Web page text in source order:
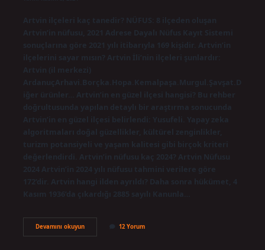
Artvin ilçeleri kaç tanedir? NÜFUS: 8 ilçeden oluşan
Artvin’in nüfusu, 2021 Adrese Dayalı Nüfus Kayıt Sistemi
sonuçlarına göre 2021 yılı itibarıyla 169 kişidir. Artvin’in
ilçelerini sayar mısın? Artvin İli’nin ilçeleri şunlardır:
Artvin (il merkezi)
ArdanuçArhavi.Borçka.Hopa.Kemalpaşa.Murgul.Şavşat.D
iğer ürünler… Artvin’in en güzel ilçesi hangisi? Bu rehber
doğrultusunda yapılan detaylı bir araştırma sonucunda
Artvin’in en güzel ilçesi belirlendi: Yusufeli. Yapay zeka
algoritmaları doğal güzellikler, kültürel zenginlikler,
turizm potansiyeli ve yaşam kalitesi gibi birçok kriteri
değerlendirdi. Artvin’in nüfusu kaç 2024? Artvin Nüfusu
2024 Artvin’in 2024 yılı nüfusu tahmini verilere göre
172’dir. Artvin hangi ilden ayrıldı? Daha sonra hükümet, 4
Kasım 1936’da çıkardığı 2885 sayılı Kanunla…
Devamını okuyunArtvin
Kac
12 Yorum